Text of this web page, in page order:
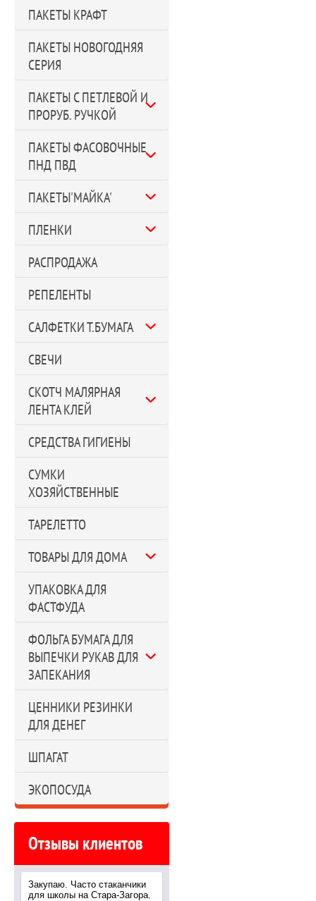
ПАКЕТЫ КРАФТ
ПАКЕТЫ НОВОГОДНЯЯ
СЕРИЯ
ПАКЕТЫ С ПЕТЛЕВОЙ И
ПРОРУБ. РУЧКОЙ
ПАКЕТЫ ФАСОВОЧНЫЕ
ПНД ПВД
ПАКЕТЫ'МАЙКА'
ПЛЕНКИ
РАСПРОДАЖА
РЕПЕЛЕНТЫ
САЛФЕТКИ Т.БУМАГА
СВЕЧИ
СКОТЧ МАЛЯРНАЯ
ЛЕНТА КЛЕЙ
СРЕДСТВА ГИГИЕНЫ
СУМКИ
ХОЗЯЙСТВЕННЫЕ
ТАРЕЛЕТТО
ТОВАРЫ ДЛЯ ДОМА
УПАКОВКА ДЛЯ
ФАСТФУДА
ФОЛЬГА БУМАГА ДЛЯ
ВЫПЕЧКИ РУКАВ ДЛЯ
ЗАПЕКАНИЯ
ЦЕННИКИ РЕЗИНКИ
ДЛЯ ДЕНЕГ
ШПАГАТ
ЭКОПОСУДА
Отзывы клиентов
Закупаю. Часто стаканчики
для школы на Стара-Загора.